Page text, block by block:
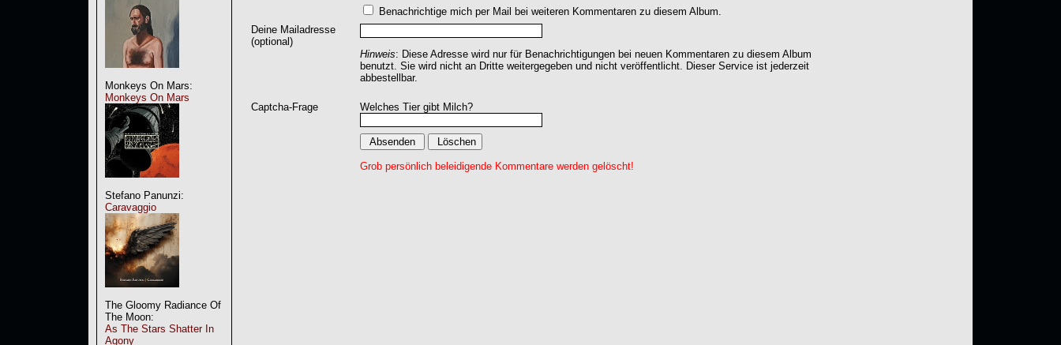
Monkeys On Mars:
Monkeys On Mars
Stefano Panunzi:
Caravaggio
The Gloomy Radiance Of
The Moon:
As The Stars Shatter In
Agony
Benachrichtige mich per Mail bei weiteren Kommentaren zu diesem Album.
Deine Mailadresse
(optional)
Hinweis: Diese Adresse wird nur für Benachrichtigungen bei neuen Kommentaren zu diesem Album
benutzt. Sie wird nicht an Dritte weitergegeben und nicht veröffentlicht. Dieser Service ist jederzeit
abbestellbar.
Captcha-Frage Welches Tier gibt Milch?
Grob persönlich beleidigende Kommentare werden gelöscht!